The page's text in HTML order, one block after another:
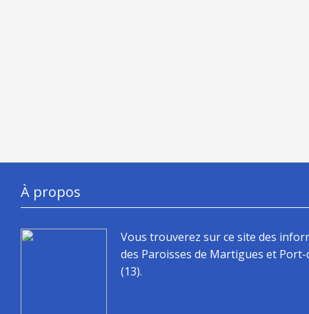
À propos
Vous trouverez sur ce site des
des Paroisses de Martigues et
(13).